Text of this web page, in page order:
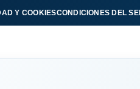
Y COOKIESCONDICIONES DEL